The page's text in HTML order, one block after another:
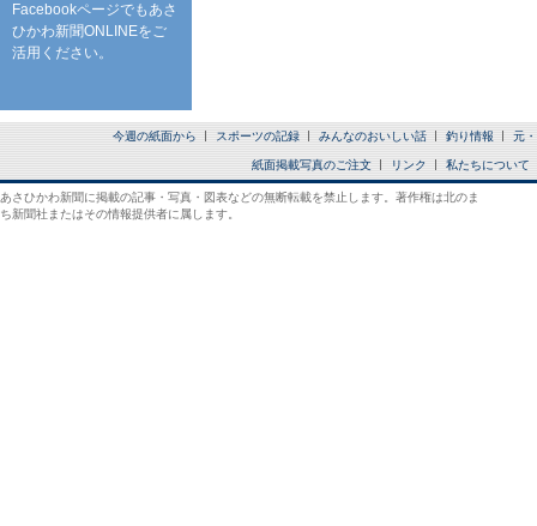
Facebookページでもあさ
ひかわ新聞ONLINEをご
活用ください。
今週の紙面から スポーツの記録 みんなのおいしい話 釣り情報 元
紙面掲載写真のご注文 リンク 私たちについて
あさひかわ新聞に掲載の記事・写真・図表などの無断転載を禁止します。著作権は北のま
ち新聞社またはその情報提供者に属します。